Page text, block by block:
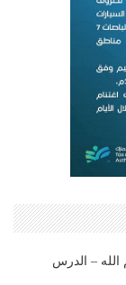
الله – الدرس